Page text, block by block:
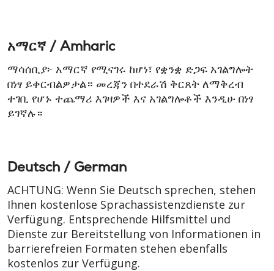
አማርኛ / Amharic
ማሳሰቢያ፦ አማርኛ የሚናገሩ ከሆነ፣ የቋንቋ ድጋፍ አገልግሎት
በነፃ ይቀርብልዎታል። መረጃን በተደራሽ ቅርጸት ለማቅረብ
ተገቢ የሆኑ ተጨማሪ እገዛዎች እና አገልግሎቶች እንዲሁ በነፃ
ይገኛሉ።
Deutsch / German
ACHTUNG: Wenn Sie Deutsch sprechen, stehen
Ihnen kostenlose Sprachassistenzdienste zur
Verfügung. Entsprechende Hilfsmittel und
Dienste zur Bereitstellung von Informationen in
barrierefreien Formaten stehen ebenfalls
kostenlos zur Verfügung.